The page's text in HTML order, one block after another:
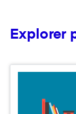
Explorer